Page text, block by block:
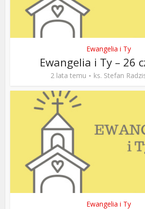
Ewangelia i Ty
Ewangelia i Ty – 26
2 lata temu ks. Stefan
Ewangelia i Ty